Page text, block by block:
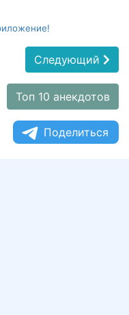
Следующий
Топ 10 анекдотов
Поделиться